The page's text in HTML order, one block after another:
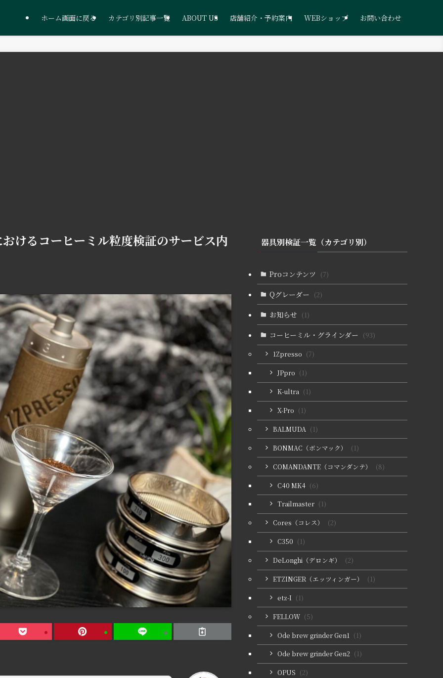
ホーム画面に戻る カテゴリ別記事一覧 ABOUT US 店舗紹介・予約案内 WEBショップ お問い合わせ
けるコーヒーミル粒度検証のサービス内 器具別検証一覧（カテゴリ別）
Proコンテンツ (7)
Qグレーダー (2)
お知らせ (1)
コーヒーミル・グラインダー (93)
1Zpresso (7)
JPpro (1)
K-ultra (1)
X-Pro (1)
BALMUDA (1)
BONMAC（ボンマック）
(1)
COMANDANTE（コマンダンテ）
(8)
C40 MK4 (6)
Trailmaster (1)
Cores（コレス）
(2)
C350 (1)
DeLonghi（デロンギ）
(2)
ETZINGER（エッツィンガー）
(1)
etz-I (1)
FELLOW (5)
Ode brew grinder Gen1 (1)
Ode brew grinder Gen2 (1)
OPUS (2)